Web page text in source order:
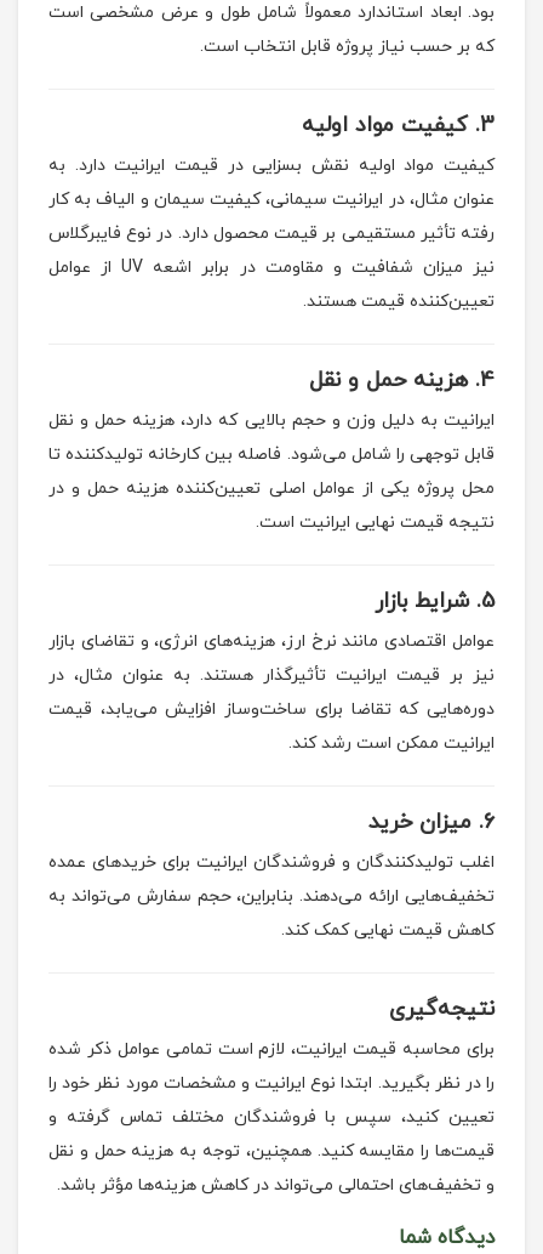
بود. ابعاد استاندارد معمولاً شامل طول و عرض مشخصی است
که بر حسب نیاز پروژه قابل انتخاب است.
3. کیفیت مواد اولیه
کیفیت مواد اولیه نقش بسزایی در قیمت ایرانیت دارد. به
عنوان مثال، در ایرانیت سیمانی، کیفیت سیمان و الیاف به کار
رفته تأثیر مستقیمی بر قیمت محصول دارد. در نوع فایبرگلاس
نیز میزان شفافیت و مقاومت در برابر اشعه UV از عوامل
تعیین‌کننده قیمت هستند.
4. هزینه حمل و نقل
ایرانیت به دلیل وزن و حجم بالایی که دارد، هزینه حمل و نقل
قابل توجهی را شامل می‌شود. فاصله بین کارخانه تولیدکننده تا
محل پروژه یکی از عوامل اصلی تعیین‌کننده هزینه حمل و در
نتیجه قیمت نهایی ایرانیت است.
5. شرایط بازار
عوامل اقتصادی مانند نرخ ارز، هزینه‌های انرژی، و تقاضای بازار
نیز بر قیمت ایرانیت تأثیرگذار هستند. به عنوان مثال، در
دوره‌هایی که تقاضا برای ساخت‌وساز افزایش می‌یابد، قیمت
ایرانیت ممکن است رشد کند.
6. میزان خرید
اغلب تولیدکنندگان و فروشندگان ایرانیت برای خریدهای عمده
تخفیف‌هایی ارائه می‌دهند. بنابراین، حجم سفارش می‌تواند به
کاهش قیمت نهایی کمک کند.
نتیجه‌گیری
برای محاسبه قیمت ایرانیت، لازم است تمامی عوامل ذکر شده
را در نظر بگیرید. ابتدا نوع ایرانیت و مشخصات مورد نظر خود را
تعیین کنید، سپس با فروشندگان مختلف تماس گرفته و
قیمت‌ها را مقایسه کنید. همچنین، توجه به هزینه حمل و نقل
و تخفیف‌های احتمالی می‌تواند در کاهش هزینه‌ها مؤثر باشد.
دیدگاه شما